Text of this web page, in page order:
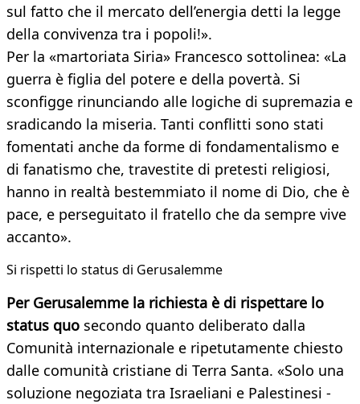
sul fatto che il mercato dell’energia detti la legge
della convivenza tra i popoli!».
Per la «martoriata Siria» Francesco sottolinea: «La
guerra è figlia del potere e della povertà. Si
sconfigge rinunciando alle logiche di supremazia e
sradicando la miseria. Tanti conflitti sono stati
fomentati anche da forme di fondamentalismo e
di fanatismo che, travestite di pretesti religiosi,
hanno in realtà bestemmiato il nome di Dio, che è
pace, e perseguitato il fratello che da sempre vive
accanto».
Si rispetti lo status di Gerusalemme
Per Gerusalemme la richiesta è di rispettare lo
status quo secondo quanto deliberato dalla
Comunità internazionale e ripetutamente chiesto
dalle comunità cristiane di Terra Santa. «Solo una
soluzione negoziata tra Israeliani e Palestinesi -